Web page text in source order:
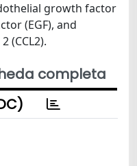
growth factor
(EGF), and
(CCL2).
completa